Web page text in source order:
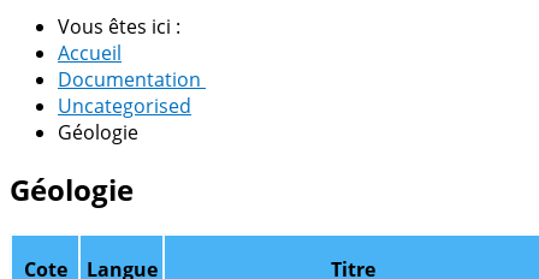
Vous êtes ici :
Accueil
Documentation
Uncategorised
Géologie
Géologie
Cote Langue Titre